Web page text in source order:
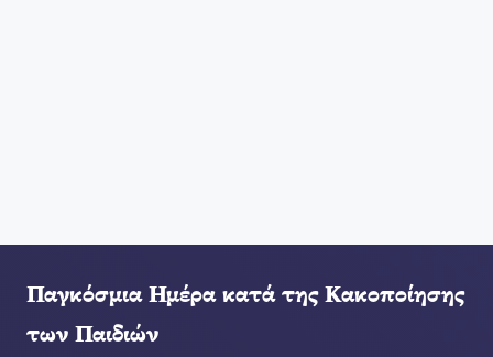
Παγκόσμια Ημέρα κατά της Κακοποίησης
των Παιδιών